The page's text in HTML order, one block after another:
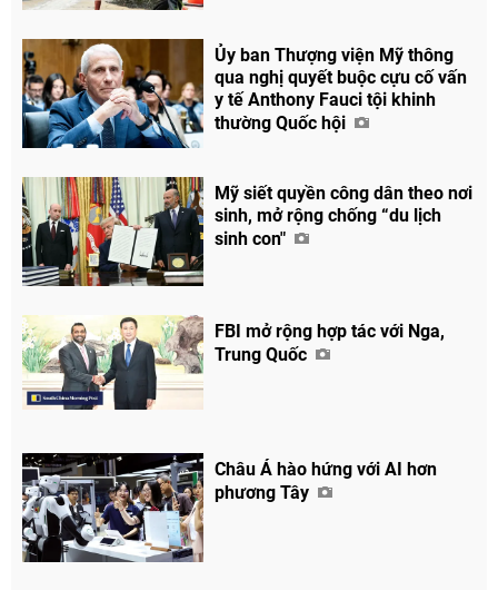
Ủy ban Thượng viện Mỹ thông
qua nghị quyết buộc cựu cố vấn
y tế Anthony Fauci tội khinh
thường Quốc hội
Mỹ siết quyền công dân theo nơi
sinh, mở rộng chống “du lịch
sinh con"
FBI mở rộng hợp tác với Nga,
Trung Quốc
Châu Á hào hứng với AI hơn
phương Tây